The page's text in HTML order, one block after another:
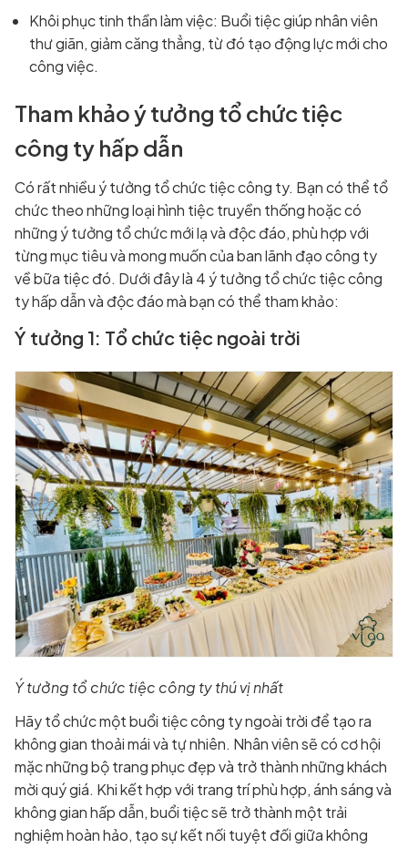
Khôi phục tinh thần làm việc: Buổi tiệc giúp nhân viên
thư giãn, giảm căng thẳng, từ đó tạo động lực mới cho
công việc.
Tham khảo ý tưởng tổ chức tiệc
công ty hấp dẫn
Có rất nhiều ý tưởng tổ chức tiệc công ty. Bạn có thể tổ
chức theo những loại hình tiệc truyền thống hoặc có
những ý tưởng tổ chức mới lạ và độc đáo, phù hợp với
từng mục tiêu và mong muốn của ban lãnh đạo công ty
về bữa tiệc đó. Dưới đây là 4 ý tưởng tổ chức tiệc công
ty hấp dẫn và độc đáo mà bạn có thể tham khảo:
Ý tưởng 1: Tổ chức tiệc ngoài trời
Ý tưởng tổ chức tiệc công ty thú vị nhất
Hãy tổ chức một buổi tiệc công ty ngoài trời để tạo ra
không gian thoải mái và tự nhiên. Nhân viên sẽ có cơ hội
mặc những bộ trang phục đẹp và trở thành những khách
mời quý giá. Khi kết hợp với trang trí phù hợp, ánh sáng và
không gian hấp dẫn, buổi tiệc sẽ trở thành một trải
nghiệm hoàn hảo, tạo sự kết nối tuyệt đối giữa không